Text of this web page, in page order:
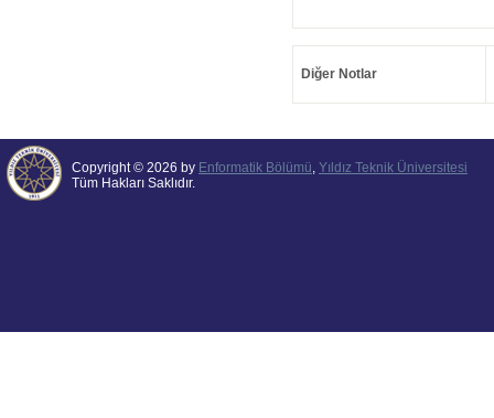
Diğer Notlar
Copyright © 2026 by Enformatik Bölümü, Yıldız Teknik Üniversitesi
Tüm Hakları Saklıdır.